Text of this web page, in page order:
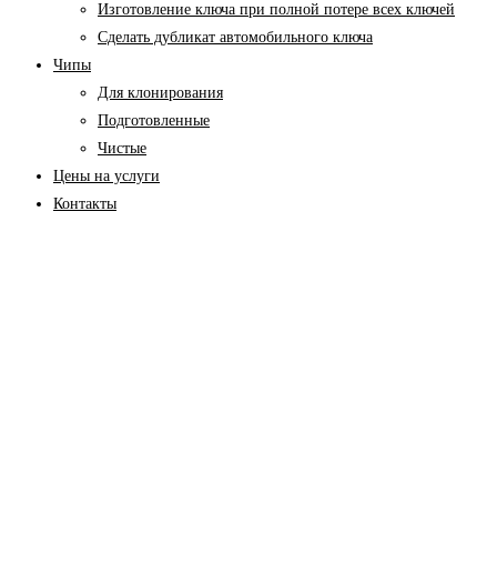
Изготовление ключа при полной потере всех ключей
Cделать дубликат автомобильного ключа
Чипы
Для клонирования
Подготовленные
Чистые
Цены на услуги
Контакты